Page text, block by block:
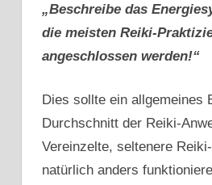
„Beschreibe das
die meisten Reiki-
angeschlossen werden!“
Dies sollte ein allgemeines
Durchschnitt der Reiki-
Vereinzelte, seltenere
natürlich anders